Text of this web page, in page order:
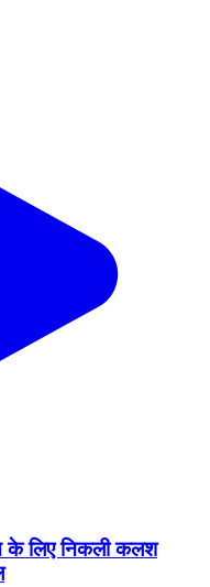
के लिए निकली कलश